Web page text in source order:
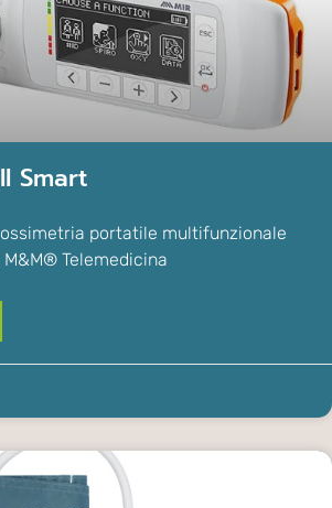
Smart
portatile multifunzionale
Telemedicina